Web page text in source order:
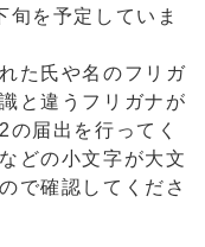
を予定していま
た氏や名のフリガ
と違うフリガナが
届出を行ってく
どの小文字が大文
で確認してくださ